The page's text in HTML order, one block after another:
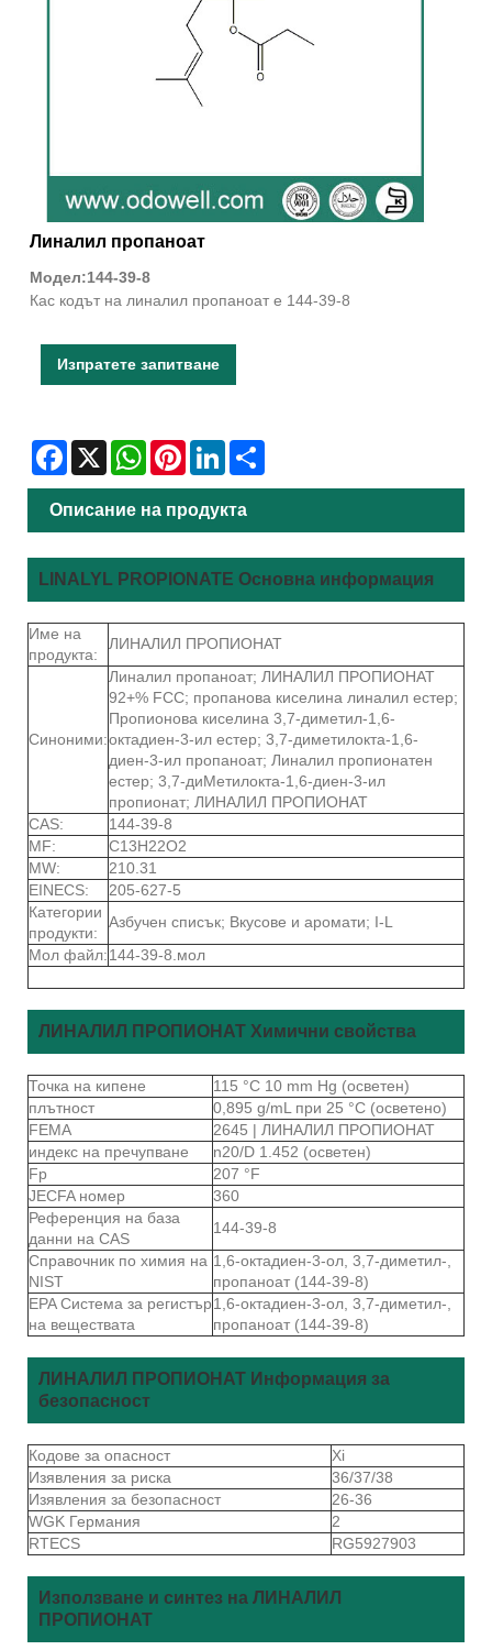
Линалил пропаноат
Модел:144-39-8
Кас кодът на линалил пропаноат е 144-39-8
Изпратете запитване
Facebook
X WhatsAppPinterestLinkedIn
Описание на продукта
LINALYL PROPIONATE Основна информация
Име на
продукта:
ЛИНАЛИЛ ПРОПИОНАТ
Синоними:
Линалил пропаноат; ЛИНАЛИЛ ПРОПИОНАТ
92+% FCC; пропанова киселина линалил естер;
Пропионова киселина 3,7-диметил-1,6-
октадиен-3-ил естер; 3,7-диметилокта-1,6-
диен-3-ил пропаноат; Линалил пропионатен
естер; 3,7-диМетилокта-1,6-диен-3-ил
пропионат; ЛИНАЛИЛ ПРОПИОНАТ
CAS:
144-39-8
MF:
C13H22O2
MW:
210.31
EINECS:
205-627-5
Категории
продукти:
Азбучен списък; Вкусове и аромати; I-L
Мол файл:144-39-8.мол
ЛИНАЛИЛ ПРОПИОНАТ Химични свойства
Точка на кипене
115 °C 10 mm Hg (осветен)
плътност
0,895 g/mL при 25 °C (осветено)
FEMA
2645 | ЛИНАЛИЛ ПРОПИОНАТ
индекс на пречупване
n20/D 1.452 (осветен)
Fp
207 °F
JECFA номер
360
Референция на база
данни на CAS
144-39-8
Справочник по химия на
NIST
1,6-октадиен-3-ол, 3,7-диметил-,
пропаноат (144-39-8)
EPA Система за регистър
на веществата
1,6-октадиен-3-ол, 3,7-диметил-,
пропаноат (144-39-8)
ЛИНАЛИЛ ПРОПИОНАТ Информация за
безопасност
Кодове за опасност
Xi
Изявления за риска
36/37/38
Изявления за безопасност
26-36
WGK Германия
2
RTECS
RG5927903
Използване и синтез на ЛИНАЛИЛ
ПРОПИОНАТ